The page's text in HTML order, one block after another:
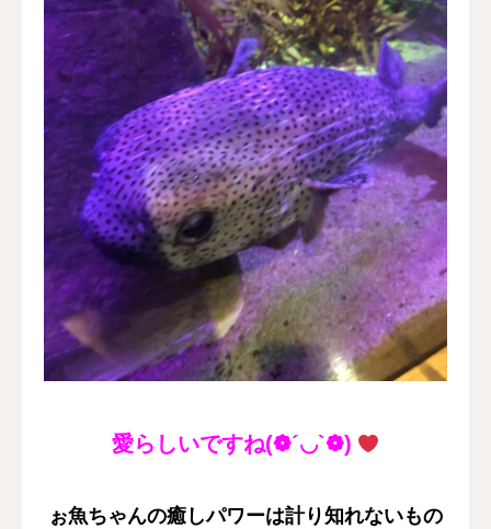
愛らしいですね(❁´◡`❁)
ぉ魚ちゃんの癒しパワーは計り知れないもの